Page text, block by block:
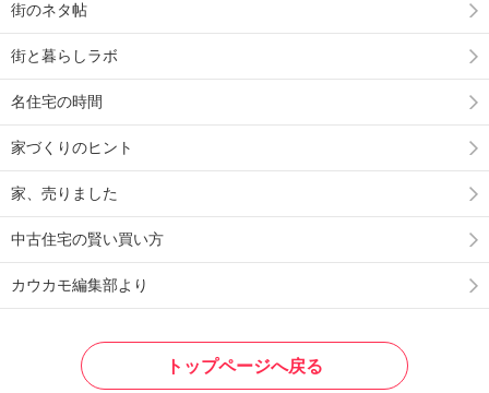
街のネタ帖
街と暮らしラボ
名住宅の時間
家づくりのヒント
家、売りました
中古住宅の賢い買い方
カウカモ編集部より
トップページへ戻る